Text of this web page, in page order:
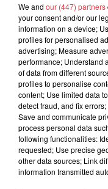
des ans, Theory of a
disques de platine et
Cette date parisienne
à la règle. Un concert
opus, “Dinosaur”. Pour
producteur suédois
YUNGBLUD).
Cet élément est
dépôt de cookies
souhaitez l'afficher,
en cliquant
We and our (447) partners
your consent and/or our
information on a device;
profiles for personalised
advertising; Measure
performance; Understand
of data from different
profiles to personalise
content; Use limited data
detect fraud, and fix
Save and communicate
process personal data
following functionalities:
requested; Use precise
other data sources; Link
information transmitted